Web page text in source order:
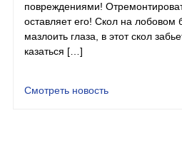
повреждениями!
оставляет его! Скол на лобовом
мазлоить глаза, в этот скол
казаться […]
Смотреть новость